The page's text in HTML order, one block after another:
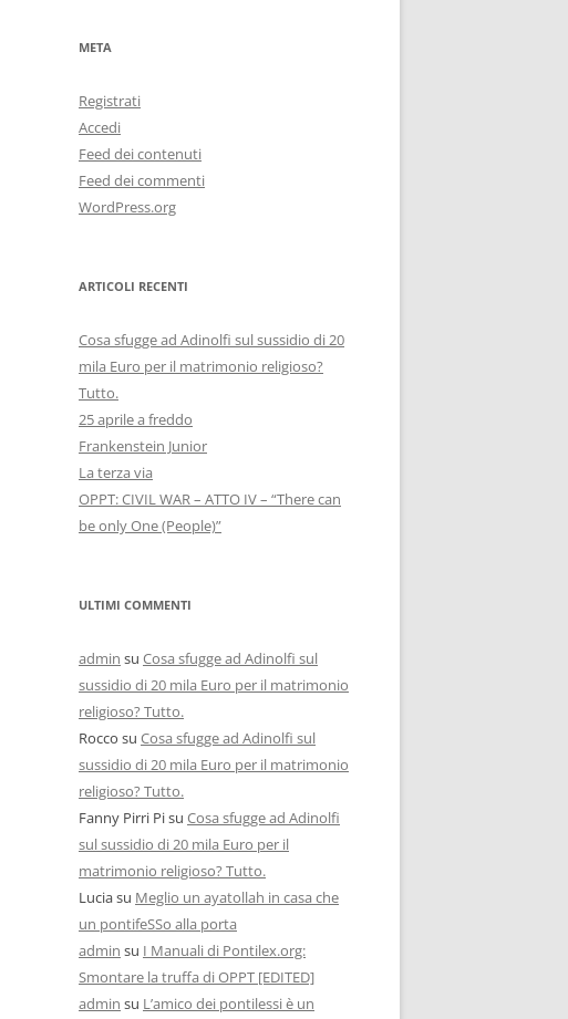
META
Registrati
Accedi
Feed dei contenuti
Feed dei commenti
WordPress.org
ARTICOLI RECENTI
Cosa sfugge ad Adinolfi sul sussidio di 20
mila Euro per il matrimonio religioso?
Tutto.
25 aprile a freddo
Frankenstein Junior
La terza via
OPPT: CIVIL WAR – ATTO IV – “There can
be only One (People)”
ULTIMI COMMENTI
admin su Cosa sfugge ad Adinolfi sul
sussidio di 20 mila Euro per il matrimonio
religioso? Tutto.
Rocco su Cosa sfugge ad Adinolfi sul
sussidio di 20 mila Euro per il matrimonio
religioso? Tutto.
Fanny Pirri Pisu Cosa sfugge ad Adinolfi
sul sussidio di 20 mila Euro per il
matrimonio religioso? Tutto.
Luciasu Meglio un ayatollah in casa che
un pontifeSSo alla porta
admin su I Manuali di Pontilex.org:
Smontare la truffa di OPPT [EDITED]
admin su L’amico dei pontilessi è un